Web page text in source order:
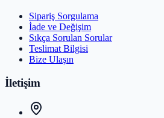
Sipariş Sorgulama
İade ve Değişim
Sıkça Sorulan Sorular
Teslimat Bilgisi
Bize Ulaşın
İletişim